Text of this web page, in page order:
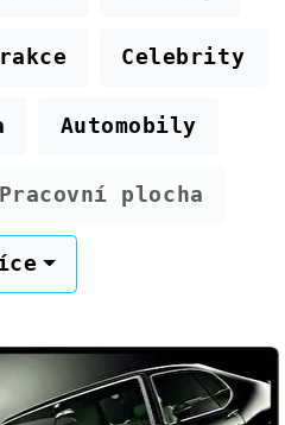
Celebrity
Automobily
Pracovní plocha